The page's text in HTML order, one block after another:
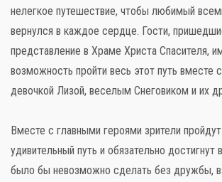
нелегкое путешествие, чтобы любимый
вернулся в каждое сердце. Гости,
представление в Храме Христа Спасителя,
возможность пройти весь этот путь вместе
девочкой Лизой, веселым Снеговиком и их
Вместе с главными героями зрители
удивительный путь и обязательно достигнут
было бы невозможно сделать без дружбы,